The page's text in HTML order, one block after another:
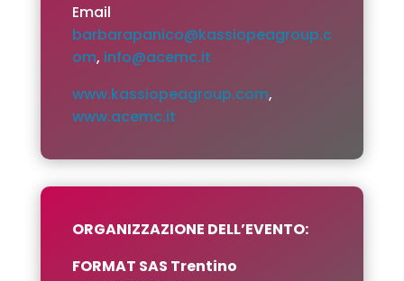
Email
barbarapanico@kassiopeagroup.c
om, info@acemc.it
www.kassiopeagroup.com,
www.acemc.it
ORGANIZZAZIONE DELL’EVENTO:
FORMAT SAS Trentino